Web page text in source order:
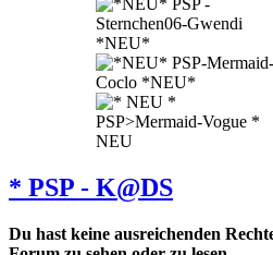
* PSP - K@DS
Du hast keine ausreichenden